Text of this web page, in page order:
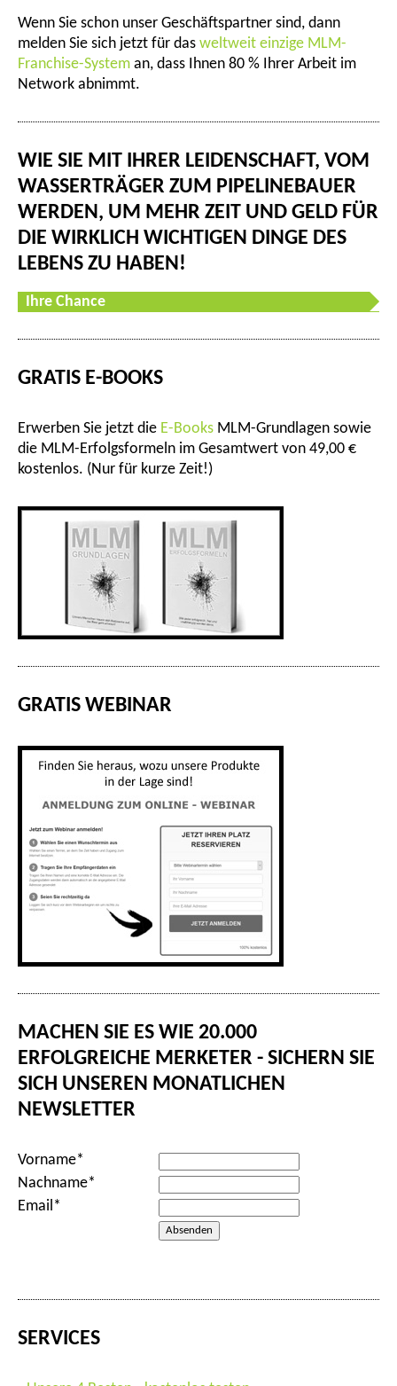
Wenn Sie schon unser Geschäftspartner sind, dann
melden Sie sich jetzt für das weltweit einzige MLM-
Franchise-System an, dass Ihnen 80 % Ihrer Arbeit im
Network abnimmt.
WIE SIE MIT IHRER LEIDENSCHAFT, VOM
WASSERTRÄGER ZUM PIPELINEBAUER
WERDEN, UM MEHR ZEIT UND GELD FÜR
DIE WIRKLICH WICHTIGEN DINGE DES
LEBENS ZU HABEN!
Ihre Chance
GRATIS E-BOOKS
Erwerben Sie jetzt die E-Books MLM-Grundlagen sowie
die MLM-Erfolgsformeln im Gesamtwert von 49,00 €
kostenlos. (Nur für kurze Zeit!)
GRATIS WEBINAR
MACHEN SIE ES WIE 20.000
ERFOLGREICHE MERKETER - SICHERN SIE
SICH UNSEREN MONATLICHEN
NEWSLETTER
Vorname*
Nachname*
Email*
SERVICES